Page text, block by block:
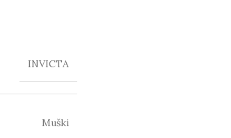
INVICTA
Muški